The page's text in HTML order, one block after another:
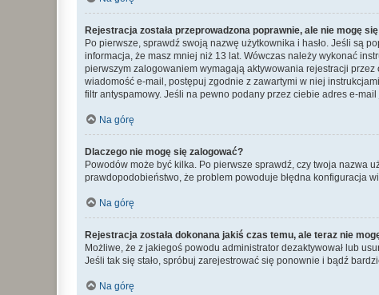
Rejestracja została przeprowadzona poprawnie, ale nie mogę
Po pierwsze, sprawdź swoją nazwę użytkownika i hasło. Jeśli są
informacja, że masz mniej niż 13 lat. Wówczas należy wykonać
pierwszym zalogowaniem wymagają aktywowania rejestracji przez
wiadomość e-mail, postępuj zgodnie z zawartymi w niej
filtr antyspamowy. Jeśli na pewno podany przez ciebie adres e-
Na górę
Dlaczego nie mogę się zalogować?
Powodów może być kilka. Po pierwsze sprawdź, czy twoja nazwa
prawdopodobieństwo, że problem powoduje błędna konfiguracja
Na górę
Rejestracja została dokonana jakiś czas temu, ale teraz nie
Możliwe, że z jakiegoś powodu administrator dezaktywował lub
Jeśli tak się stało, spróbuj zarejestrować się ponownie i bądź
Na górę